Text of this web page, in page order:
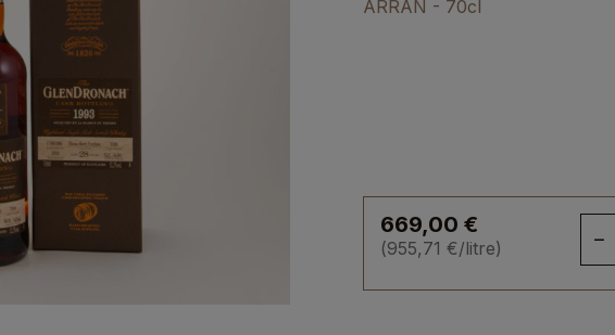
ARRAN - 70cl
669,00 €
(955,71 €/litre)